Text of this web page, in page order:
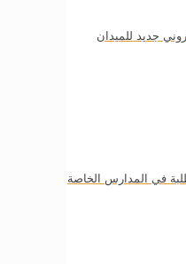
جديد للميدان
في المدارس الخاصة